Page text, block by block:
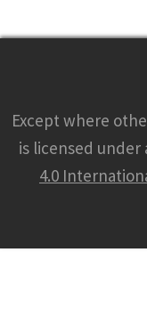
Except where
is licensed under
4.0